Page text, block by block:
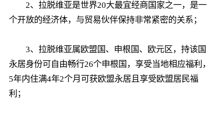
2、拉脱维亚是世界20大最宜经商国家之一，是一
个开放的经济体，与贸易伙伴保持非常紧密的关系；
3、拉脱维亚属欧盟国、申根国、欧元区，持该国
永居身份可自由畅行26个申根国，享受当地相应福利，
5年内住满4年2个月可获欧盟永居且享受欧盟居民福
利；